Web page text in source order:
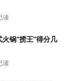
读
锅“捞王”得分几
读